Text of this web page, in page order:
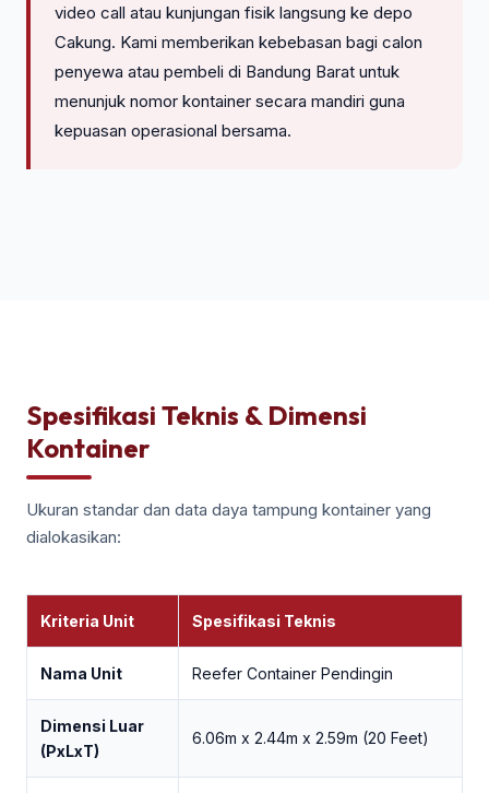
video call atau kunjungan fisik langsung ke depo
Cakung. Kami memberikan kebebasan bagi calon
penyewa atau pembeli di Bandung Barat untuk
menunjuk nomor kontainer secara mandiri guna
kepuasan operasional bersama.
Spesifikasi Teknis & Dimensi
Kontainer
Ukuran standar dan data daya tampung kontainer yang
dialokasikan:
Kriteria Unit Spesifikasi Teknis
Nama Unit Reefer Container Pendingin
Dimensi Luar
(PxLxT)
6.06m x 2.44m x 2.59m (20 Feet)